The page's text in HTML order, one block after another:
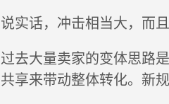
说实话，冲击相当大，而
过去大量卖家的变体思路
共享来带动整体转化。新